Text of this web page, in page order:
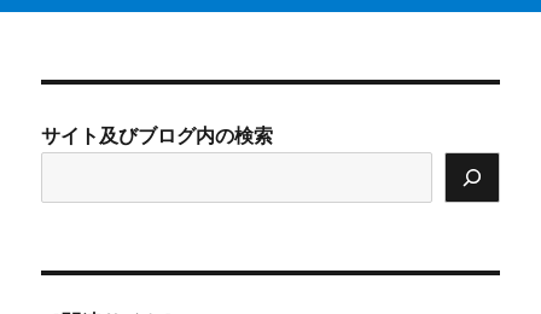
サイト及びブログ内の検索